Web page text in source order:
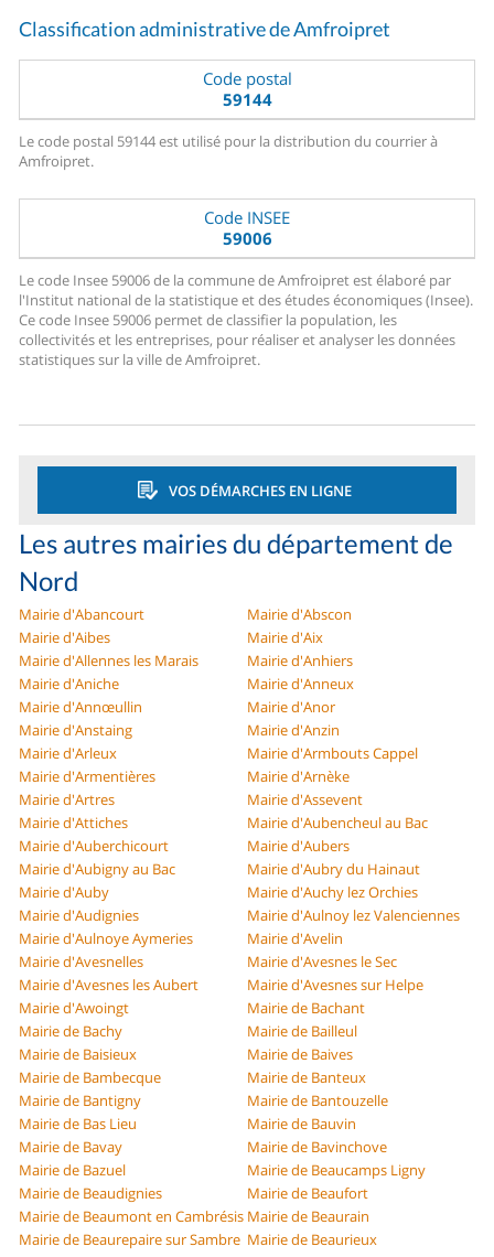
Classification administrative de Amfroipret
Code postal
59144
Le code postal 59144 est utilisé pour la distribution du courrier à
Amfroipret.
Code INSEE
59006
Le code Insee 59006 de la commune de Amfroipret est élaboré par
l'Institut national de la statistique et des études économiques (Insee).
Ce code Insee 59006 permet de classifier la population, les
collectivités et les entreprises, pour réaliser et analyser les données
statistiques sur la ville de Amfroipret.
VOS DÉMARCHES EN LIGNE
Les autres mairies du département de
Nord
Mairie d'Abancourt
Mairie d'Abscon
Mairie d'Aibes
Mairie d'Aix
Mairie d'Allennes les Marais
Mairie d'Anhiers
Mairie d'Aniche
Mairie d'Anneux
Mairie d'Annœullin
Mairie d'Anor
Mairie d'Anstaing
Mairie d'Anzin
Mairie d'Arleux
Mairie d'Armbouts Cappel
Mairie d'Armentières
Mairie d'Arnèke
Mairie d'Artres
Mairie d'Assevent
Mairie d'Attiches
Mairie d'Aubencheul au Bac
Mairie d'Auberchicourt
Mairie d'Aubers
Mairie d'Aubigny au Bac
Mairie d'Aubry du Hainaut
Mairie d'Auby
Mairie d'Auchy lez Orchies
Mairie d'Audignies
Mairie d'Aulnoy lez Valenciennes
Mairie d'Aulnoye Aymeries
Mairie d'Avelin
Mairie d'Avesnelles
Mairie d'Avesnes le Sec
Mairie d'Avesnes les Aubert
Mairie d'Avesnes sur Helpe
Mairie d'Awoingt
Mairie de Bachant
Mairie de Bachy
Mairie de Bailleul
Mairie de Baisieux
Mairie de Baives
Mairie de Bambecque
Mairie de Banteux
Mairie de Bantigny
Mairie de Bantouzelle
Mairie de Bas Lieu
Mairie de Bauvin
Mairie de Bavay
Mairie de Bavinchove
Mairie de Bazuel
Mairie de Beaucamps Ligny
Mairie de Beaudignies
Mairie de Beaufort
Mairie de Beaumont en Cambrésis Mairie de Beaurain
Mairie de Beaurepaire sur Sambre Mairie de Beaurieux